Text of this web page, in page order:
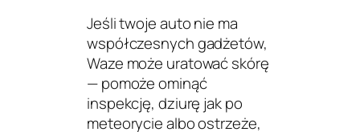
Jeśli twoje auto nie ma
współczesnych gadżetów,
Waze może uratować skórę
— pomoże ominąć
inspekcję, dziurę jak po
meteorycie albo ostrzeże,